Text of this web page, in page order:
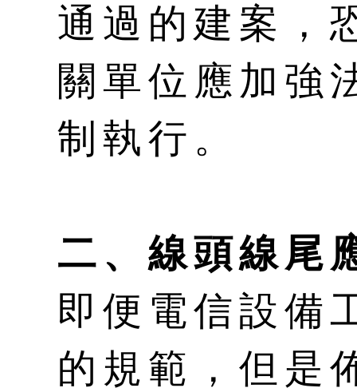
通過的建案，
關單位應加強
制執行。
二、線頭線尾
即便電信設備
的規範，但是